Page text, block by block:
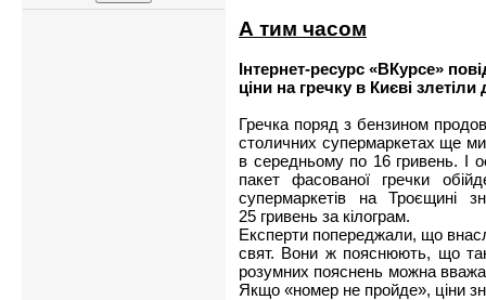
А тим часом
Інтернет-ресурс «ВКурсе»
ціни на гречку в Києві
Гречка поряд з бензином
столичних супермаркетах ще
в середньому по 16 гривень. І
пакет фасованої гречки
супермаркетів на Троєщині
25 гривень за кілограм.
Експерти попереджали, що
свят. Вони ж пояснюють, що
розумних пояснень можна
Якщо «номер не пройде», ціни